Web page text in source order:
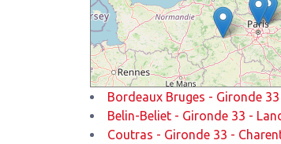
Bordeaux Bruges - Gironde 33
Belin-Beliet - Gironde 33 -
Coutras - Gironde 33 -